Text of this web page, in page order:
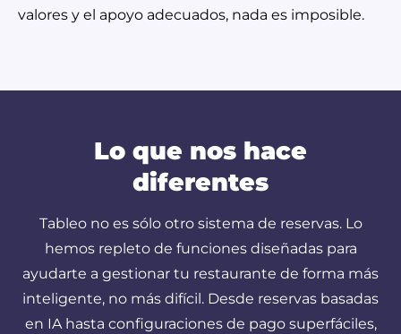
valores y el apoyo adecuados, nada es imposible.
Lo que nos hace
diferentes
Tableo no es sólo otro sistema de reservas. Lo
hemos repleto de funciones diseñadas para
ayudarte a gestionar tu restaurante de forma más
inteligente, no más difícil. Desde reservas basadas
en IA hasta configuraciones de pago superfáciles,